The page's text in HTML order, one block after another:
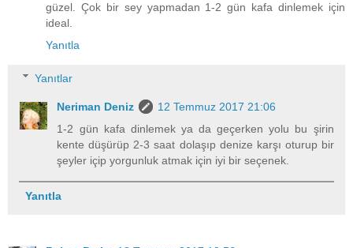
güzel. Çok bir sey yapmadan 1-2 gün kafa dinlemek için
ideal.
Yanıtla
Yanıtlar
Neriman Deniz
12 Temmuz 2017 21:06
1-2 gün kafa dinlemek ya da geçerken yolu bu şirin
kente düşürüp 2-3 saat dolaşıp denize karşı oturup bir
şeyler içip yorgunluk atmak için iyi bir seçenek.
Yanıtla